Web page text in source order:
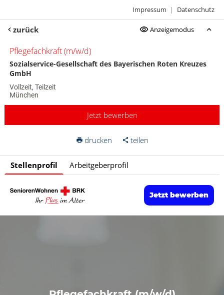
Impressum | Datenschutz
zurück Anzeigemodus
Pflegefachkraft (m/w/d)
Sozialservice-Gesellschaft des Bayerischen Roten Kreuzes
GmbH
Vollzeit, Teilzeit
München
Jetzt bewerben
drucken teilen
Stellenprofil Arbeitgeberprofil